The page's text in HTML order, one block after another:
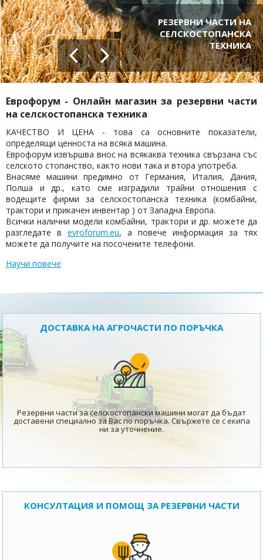
Аксесоари
Прикачен инвентар
Резервни части Granit
РЕЗЕРВНИ ЧАСТИ НА
СЕЛСКОСТОПАНСКА
ТЕХНИКА
Еврофорум - Онлайн магазин за резервни части
на селскостопанска техника
КАЧЕСТВО И ЦЕНА - това са основните показатели,
определящи ценноста на всяка машина.
Еврофорум извършва внос на всякаква техника свързана със
селското стопанство, както нови така и втора употреба.
Внасяме машини предимно от Германия, Италия, Дания,
Полша и др., като сме изградили трайни отношения с
водещите фирми за селскостопанска техника (комбайни,
трактори и прикачен инвентар ) от Западна Европа.
Всички налични модели комбайни, трактори и др. можете да
разгледате в evroforum.eu, а повече информация за тях
можете да получите на посочените телефони.
Научи повече
ДОСТАВКА НА АГРОЧАСТИ ПО ПОРЪЧКА
Резервни части за селскостопански машини могат да бъдат
доставени специално за Вас по поръчка. Свържете се с екипа
ни за уточнение.
КОНСУЛТАЦИЯ И ПОМОЩ ЗА РЕЗЕРВНИ ЧАСТИ